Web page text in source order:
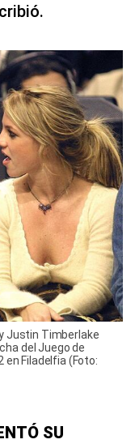
Justin Timberlake
del Juego de
en Filadelfia (Foto:
SU